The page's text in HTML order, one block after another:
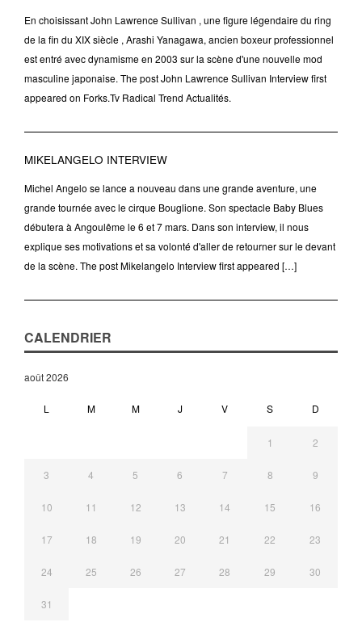
En choisissant John Lawrence Sullivan , une figure légendaire du ring
de la fin du XIX siècle , Arashi Yanagawa, ancien boxeur professionnel
est entré avec dynamisme en 2003 sur la scène d'une nouvelle mod
masculine japonaise. The post John Lawrence Sullivan Interview first
appeared on Forks.Tv Radical Trend Actualités.
MIKELANGELO INTERVIEW
Michel Angelo se lance a nouveau dans une grande aventure, une
grande tournée avec le cirque Bouglione. Son spectacle Baby Blues
débutera à Angoulême le 6 et 7 mars. Dans son interview, il nous
explique ses motivations et sa volonté d'aller de retourner sur le devant
de la scène. The post Mikelangelo Interview first appeared […]
CALENDRIER
août 2026
L M M J V S D
1 2
3 4 5 6 7 8 9
10 11 12 13 14 15 16
17 18 19 20 21 22 23
24 25 26 27 28 29 30
31